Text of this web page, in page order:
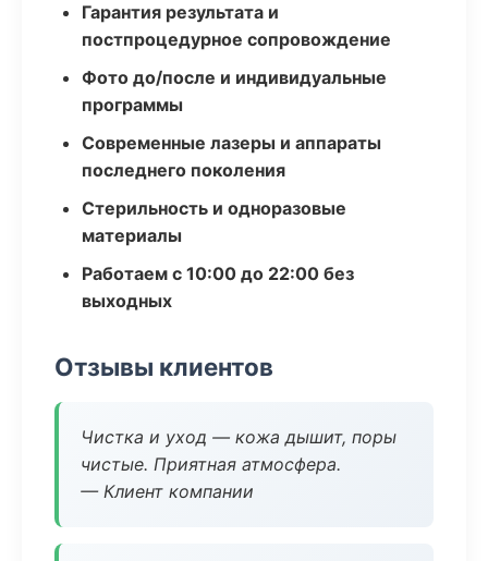
Гарантия результата и
постпроцедурное сопровождение
Фото до/после и индивидуальные
программы
Современные лазеры и аппараты
последнего поколения
Стерильность и одноразовые
материалы
Работаем с 10:00 до 22:00 без
выходных
Отзывы клиентов
Чистка и уход — кожа дышит, поры
чистые. Приятная атмосфера.
— Клиент компании